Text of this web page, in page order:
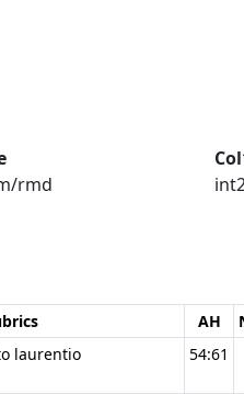
rmd
AH
laurentio 54:61